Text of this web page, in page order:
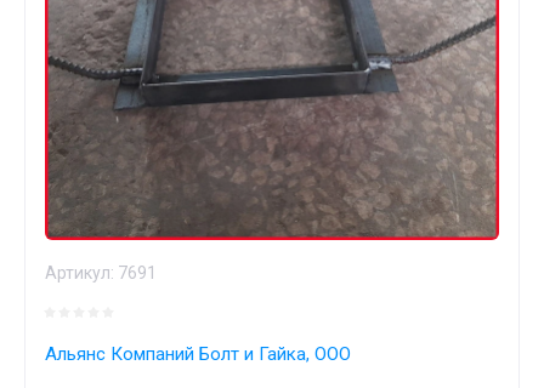
Артикул: 7691
Альянс Компаний Болт и Гайка, ООО